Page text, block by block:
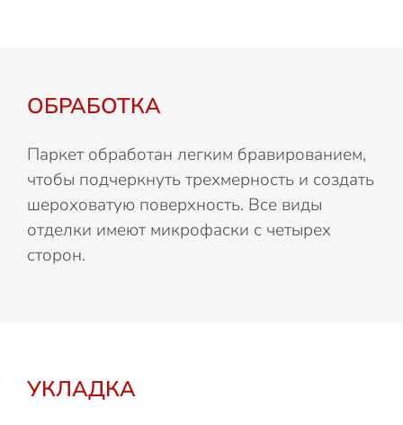
ОБРАБОТКА
Паркет обработан легким бравированием,
чтобы подчеркнуть трехмерность и создать
шероховатую поверхность. Все виды
отделки имеют микрофаски с четырех
сторон.
УКЛАДКА